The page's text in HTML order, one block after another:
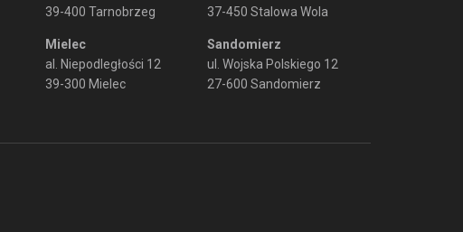
39-400 Tarnobrzeg
Mielec
al. Niepodległości 12
39-300 Mielec
37-450 Stalowa Wola
Sandomierz
ul. Wojska Polskiego 12
27-600 Sandomierz